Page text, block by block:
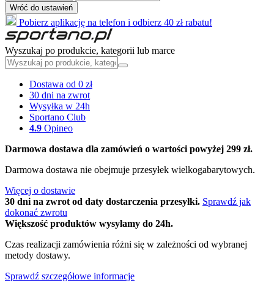
Wróć do ustawień
Pobierz aplikację na telefon i odbierz 40 zł rabatu!
Wyszukaj po produkcie, kategorii lub marce
Dostawa od 0 zł
30 dni na zwrot
Wysyłka w 24h
Sportano Club
4.9 Opineo
Darmowa dostawa dla zamówień o wartości powyżej 299 zł.
Darmowa dostawa nie obejmuje przesyłek wielkogabarytowych.
Więcej o dostawie
30 dni na zwrot od daty dostarczenia przesyłki. Sprawdź jak
dokonać zwrotu
Większość produktów wysyłamy do 24h.
Czas realizacji zamówienia różni się w zależności od wybranej
metody dostawy.
Sprawdź szczegółowe informacje